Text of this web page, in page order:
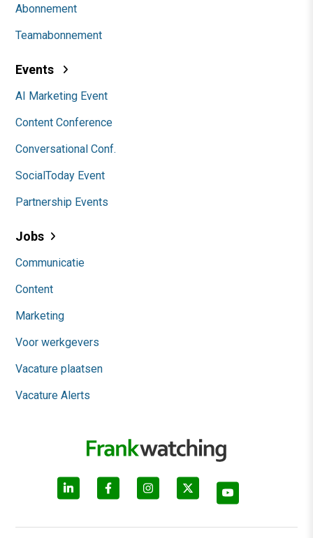
Abonnement
Teamabonnement
Events
AI Marketing Event
Content Conference
Conversational Conf.
SocialToday Event
Partnership Events
Jobs
Communicatie
Content
Marketing
Voor werkgevers
Vacature plaatsen
Vacature Alerts